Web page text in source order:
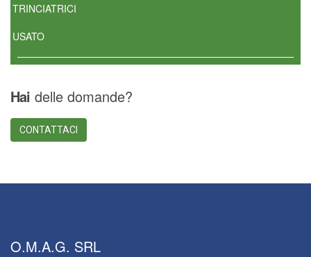
TRINCIATRICI
USATO
Hai delle domande?
CONTATTACI
O.M.A.G. SRL